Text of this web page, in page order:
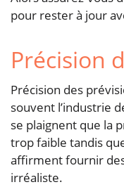
pour rester à jour
Précision
Précision des
souvent l’industrie
se plaignent que la
trop faible tandis
affirment fournir
irréaliste.